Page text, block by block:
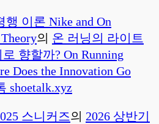
이론 Nike and On
의 온 러닝의 라이트
향할까? On Running
Does the Innovation Go
shoetalk.xyz
스니커즈의 2026 상반기